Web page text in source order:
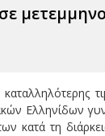
Ελληνίδων
κατά τη